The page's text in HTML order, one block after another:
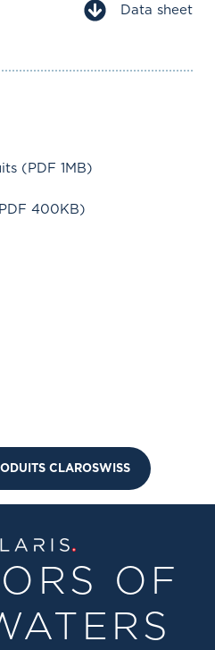
Data sheet
(PDF 1MB)
400KB)
CLAROSWISS
OF